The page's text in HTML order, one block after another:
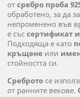
от сребро проба
обработено, за да
непроменено във
е със сертификат
Подходяща е като
кръщене или
стойността си.
Среброто се
от ранните векове.